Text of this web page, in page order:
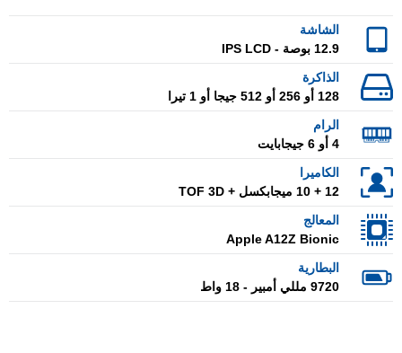
الشاشة
12.9 بوصة - IPS LCD
الذاكرة
128 أو 256 أو 512 جيجا أو 1 تيرا
الرام
4 أو 6 جيجابايت
الكاميرا
12 + 10 ميجابكسل + TOF 3D
المعالج
Apple A12Z Bionic
البطارية
9720 مللي أمبير - 18 واط